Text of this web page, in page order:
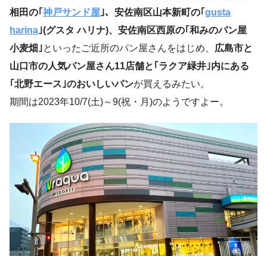
相田の｢神戸サンド屋 ｣、安佐南区山本新町の｢gusta
harina ｣(グスタ ハリナ)、安佐南区西原の｢和みのパン屋
小麦畑｣といったご近所のパン屋さんをはじめ、 広島市と
山口市の人気パン屋さん11店舗と｢ラクア緑井｣内にある
｢北野エース｣のおいしいパンが買えるみたい。
期間は2023年10/7(土)～9(祝・月)のようですよー。